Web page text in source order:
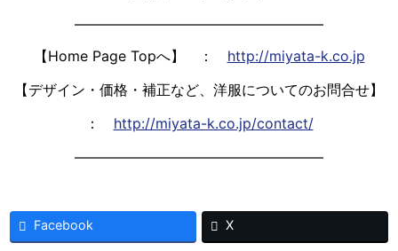
—————————————————–
【Home Page Topへ】 ： http://miyata-k.co.jp
【デザイン・価格・補正など、洋服についてのお問合せ】
： http://miyata-k.co.jp/contact/
—————————————————–
Facebook X